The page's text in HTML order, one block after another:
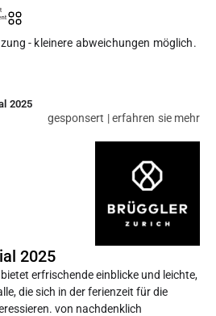
- kleinere abweichungen möglich.
2025
gesponsert | erfahren sie mehr
2025
erfrischende einblicke und leichte,
die sich in der ferienzeit für die
von nachdenklich